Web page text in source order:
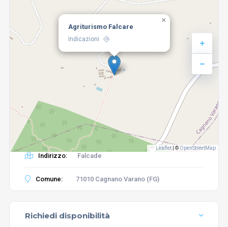
Agriturismo Falcare
Indicazioni
×
Leaflet| © OpenStreetMap
Indirizzo: Falcade
Comune: 71010 Cagnano Varano (FG)
Richiedi disponibilità